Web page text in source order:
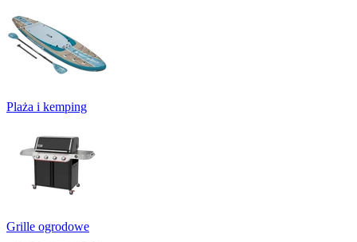
Plaża i kemping
Grille ogrodowe